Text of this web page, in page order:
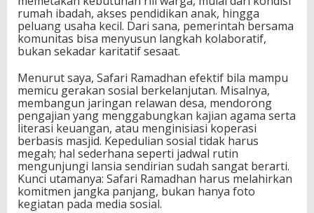
rumah ibadah, akses pendidikan anak, hingga
peluang usaha kecil. Dari sana, pemerintah bersama
komunitas bisa menyusun langkah kolaboratif,
bukan sekadar karitatif sesaat.
Menurut saya, Safari Ramadhan efektif bila mampu
memicu gerakan sosial berkelanjutan. Misalnya,
membangun jaringan relawan desa, mendorong
pengajian yang menggabungkan kajian agama serta
literasi keuangan, atau menginisiasi koperasi
berbasis masjid. Kepedulian sosial tidak harus
megah; hal sederhana seperti jadwal rutin
mengunjungi lansia sendirian sudah sangat berarti.
Kunci utamanya: Safari Ramadhan harus melahirkan
komitmen jangka panjang, bukan hanya foto
kegiatan pada media sosial.